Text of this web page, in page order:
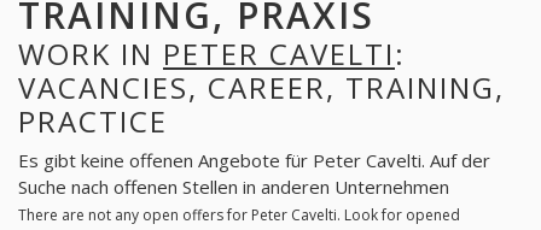
TRAINING, PRAXIS
WORK IN PETER CAVELTI:
VACANCIES, CAREER, TRAINING,
PRACTICE
Es gibt keine offenen Angebote für Peter Cavelti. Auf der
Suche nach offenen Stellen in anderen Unternehmen
There are not any open offers for Peter Cavelti. Look for opened